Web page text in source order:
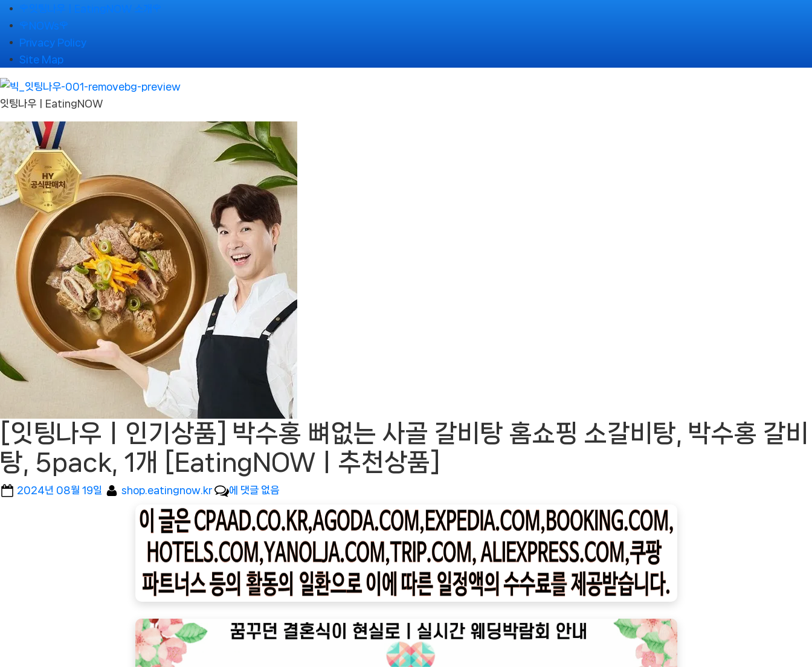
Skip
to
content
🌹잇팅나우ㅣEatingNOW 소개🌹
🌹NOWs🌹
Privacy Policy
Site Map
잇팅나우ㅣEatingNOW
[잇팅나우ㅣ인기상품] 박수홍 뼈없는 사골 갈비탕 홈쇼핑 소갈비탕, 박수홍 갈비
탕, 5pack, 1개 [EatingNOWㅣ추천상품]
Posted
2024년 08월 19일 By
shop.eatingnow.kr
[잇
나
우
ㅣ
인
기
품]
박
에 댓글 없음